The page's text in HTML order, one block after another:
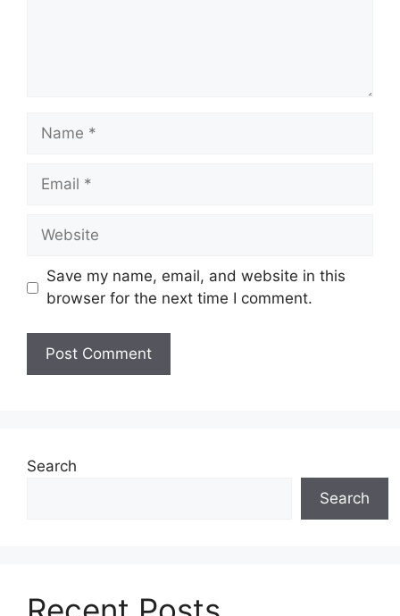
Name
Email
Website
Save my name, email, and website in this
browser for the next time I comment.
Search
Search